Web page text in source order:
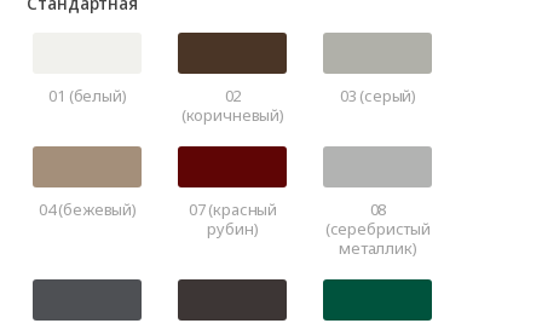
01 (белый)
02
(коричневый)
03 (серый)
04 (бежевый)
07 (красный
рубин)
08
(серебристый
металлик)